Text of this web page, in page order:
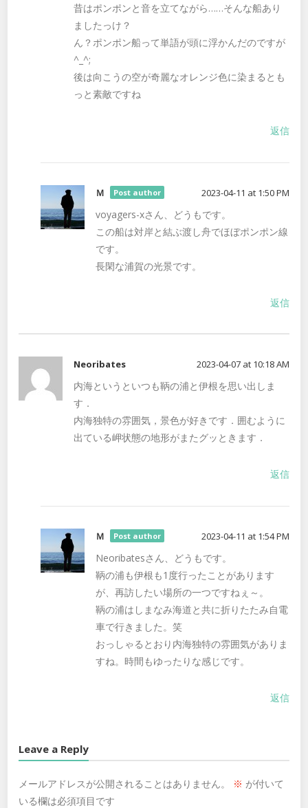
昔はポンポンと音を立てながら……そんな船あり
ましたっけ？
ん？ポンポン船って単語が頭に浮かんだのですが
^_^;
後は向こうの空が奇麗なオレンジ色に染まるとも
っと素敵ですね
返信
Ｍ Post author 2023-04-11 at 1:50 PM
voyagers-xさん、どうもです。
この船は対岸と結ぶ渡し舟でほぼポンポン線
です。
長閑な浦賀の光景です。
返信
Neoribates 2023-04-07 at 10:18 AM
内海というといつも鞆の浦と伊根を思い出しま
す．
内海独特の雰囲気，景色が好きです．囲むように
出ている岬状態の地形がまたグッときます．
返信
Ｍ Post author 2023-04-11 at 1:54 PM
Neoribatesさん、どうもです。
鞆の浦も伊根も1度行ったことがあります
が、再訪したい場所の一つですねぇ～。
鞆の浦はしまなみ海道と共に折りたたみ自電
車で行きました。笑
おっしゃるとおり内海独特の雰囲気がありま
すね。時間もゆったりな感じです。
返信
Leave a Reply
メールアドレスが公開されることはありません。 ※ が付いて
いる欄は必須項目です